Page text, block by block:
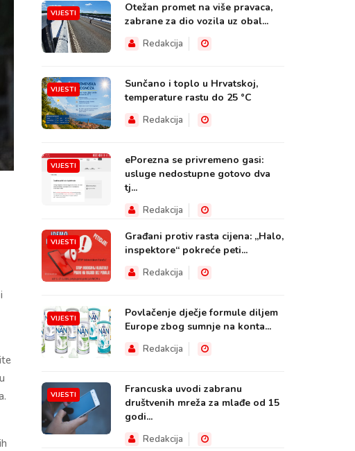
VIJESTI
Otežan promet na više pravaca,
zabrane za dio vozila uz obal...
Redakcija
VIJESTI
Sunčano i toplo u Hrvatskoj,
temperature rastu do 25 °C
Redakcija
VIJESTI
ePorezna se privremeno gasi:
usluge nedostupne gotovo dva
tj...
Redakcija
VIJESTI
Građani protiv rasta cijena: „Halo,
inspektore“ pokreće peti...
Redakcija
VIJESTI
Povlačenje dječje formule diljem
Europe zbog sumnje na konta...
Redakcija
VIJESTI
Francuska uvodi zabranu
društvenih mreža za mlađe od 15
godi...
Redakcija